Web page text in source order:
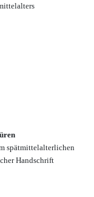
spätmittelalterlichen
Handschrift